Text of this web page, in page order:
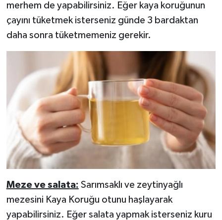
merhem de yapabilirsiniz. Eğer kaya koruğunun
çayını tüketmek isterseniz günde 3 bardaktan
daha sonra tüketmemeniz gerekir.
Meze ve salata: Sarımsaklı ve zeytinyağlı
mezesini Kaya Koruğu otunu haşlayarak
yapabilirsiniz. Eğer salata yapmak isterseniz kuru